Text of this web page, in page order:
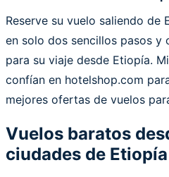
Reserve su vuelo saliendo de
en solo dos sencillos pasos y
para su viaje desde Etiopía.
confían en hotelshop.com
mejores ofertas de vuelos
Vuelos baratos
ciudades de Etiopía